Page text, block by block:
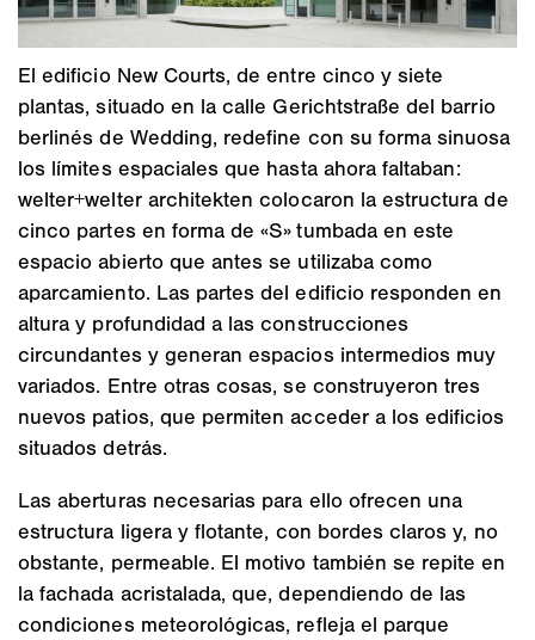
El edificio New Courts, de entre cinco y siete
plantas, situado en la calle Gerichtstraße del barrio
berlinés de Wedding, redefine con su forma sinuosa
los límites espaciales que hasta ahora faltaban:
welter+welter architekten colocaron la estructura de
cinco partes en forma de «S» tumbada en este
espacio abierto que antes se utilizaba como
aparcamiento. Las partes del edificio responden en
altura y profundidad a las construcciones
circundantes y generan espacios intermedios muy
variados. Entre otras cosas, se construyeron tres
nuevos patios, que permiten acceder a los edificios
situados detrás.
Las aberturas necesarias para ello ofrecen una
estructura ligera y flotante, con bordes claros y, no
obstante, permeable. El motivo también se repite en
la fachada acristalada, que, dependiendo de las
condiciones meteorológicas, refleja el parque